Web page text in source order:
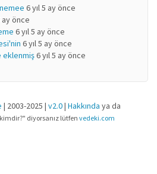
6 yıl 5 ay önce
ay önce
6 yıl 5 ay önce
6 yıl 5 ay önce
eklenmiş6 yıl 5 ay önce
| 2003-2025 | v2.0| Hakkında ya da
diyorsanız lütfen vedeki.com